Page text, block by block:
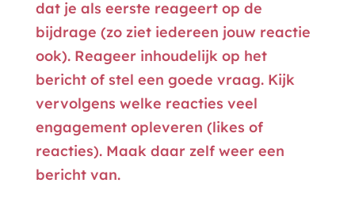
dat je als eerste reageert op de
bijdrage (zo ziet iedereen jouw reactie
ook). Reageer inhoudelijk op het
bericht of stel een goede vraag. Kijk
vervolgens welke reacties veel
engagement opleveren (likes of
reacties). Maak daar zelf weer een
bericht van.